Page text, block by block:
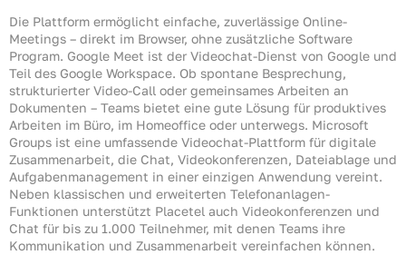
Die Plattform ermöglicht einfache, zuverlässige Online-
Meetings – direkt im Browser, ohne zusätzliche Software
Program. Google Meet ist der Videochat-Dienst von Google und
Teil des Google Workspace. Ob spontane Besprechung,
strukturierter Video-Call oder gemeinsames Arbeiten an
Dokumenten – Teams bietet eine gute Lösung für produktives
Arbeiten im Büro, im Homeoffice oder unterwegs. Microsoft
Groups ist eine umfassende Videochat-Plattform für digitale
Zusammenarbeit, die Chat, Videokonferenzen, Dateiablage und
Aufgabenmanagement in einer einzigen Anwendung vereint.
Neben klassischen und erweiterten Telefonanlagen-
Funktionen unterstützt Placetel auch Videokonferenzen und
Chat für bis zu 1.000 Teilnehmer, mit denen Teams ihre
Kommunikation und Zusammenarbeit vereinfachen können.